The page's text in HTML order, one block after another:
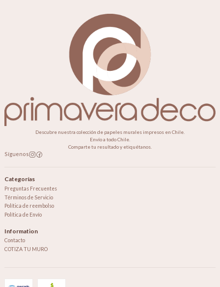
Descubre nuestra colección de papeles murales impresos en Chile.
Envío a todo Chile.
Comparte tu resultado y etiquétanos.
Síguenos
Categorías
Preguntas Frecuentes
Términos de Servicio
Política de reembolso
Política de Envío
Information
Contacto
COTIZA TU MURO